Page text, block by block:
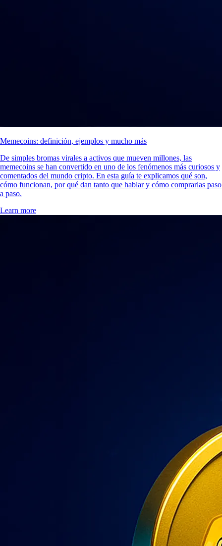
Memecoins: definición, ejemplos y mucho más
De simples bromas virales a activos que mueven millones, las
memecoins se han convertido en uno de los fenómenos más curiosos y
comentados del mundo cripto. En esta guía te explicamos qué son,
cómo funcionan, por qué dan tanto que hablar y cómo comprarlas paso
a paso.
Learn more